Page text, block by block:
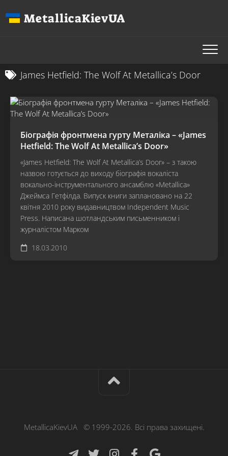
до
MetallicaKievUA
James Hetfield: The Wolf At Metallica’s Door
Біографія фронтмена гурту Металіка – «James
Hetfield: The Wolf At Metallica’s Door»
«James Hetfield: The Wolf At Metallica’s Door» – з такою
назвою готується до виходу біографія вокаліста
вокально-інструментального ансамблю «Metallica»
Джеймса Гетфілда. Випуск книги заплановано на 22
квітня 2010 року видавництвом Independent Music
Press. Написана шотландським письменником і
журналістом Марком
18.03.2010
MetallicaKievUA © 1999-2026. Всі права захищені.